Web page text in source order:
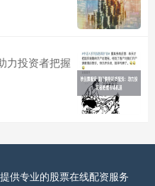
力投资者把握
供专业的股票在线配资服务